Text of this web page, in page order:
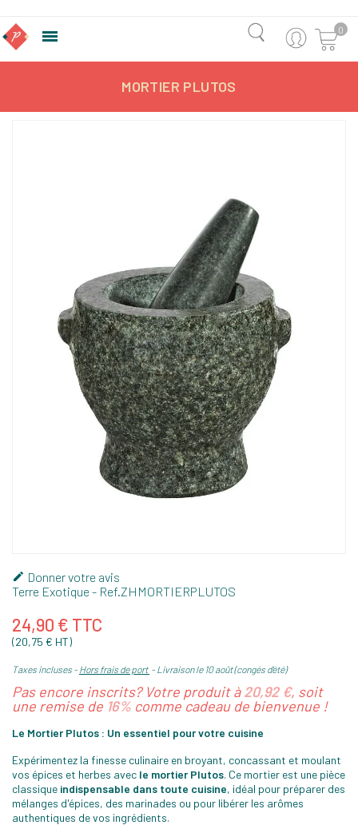
 0
MORTIER PLUTOS
 Donner votre avis
Terre Exotique - Ref. ZHMORTIERPLUTOS
24,90 € TTC
(20,75 € HT)
Taxes incluses Hors frais de port Livraison le 10 août (congés d'été)
Pas encore inscrits? Votre produit à20,92 €, soit
une remise de 16% comme cadeau de bienvenue !
Le Mortier Plutos : Un essentiel pour votre cuisine
Expérimentez la finesse culinaire en broyant, concassant et moulant
vos épices et herbes avec le mortier Plutos. Ce mortier est une pièce
classique indispensable dans toute cuisine, idéal pour préparer des
mélanges d'épices, des marinades ou pour libérer les arômes
authentiques de vos ingrédients.